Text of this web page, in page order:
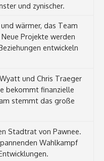
und zynischer.
wärmer, das Team
Projekte werden
entwickeln
und Chris Traeger
bekommt finanzielle
stemmt das große
Stadtrat von Pawnee.
Wahlkampf